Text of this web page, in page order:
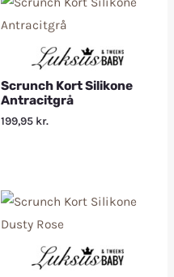
Scrunch Kort Silikone
Antracitgrå
199,95 kr.